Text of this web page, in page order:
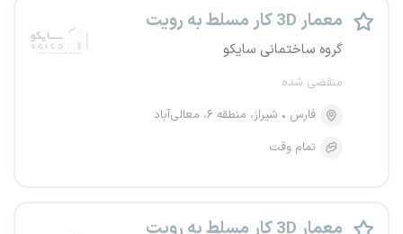
معمار 3D کار مسلط به رویت
گروه ساختمانی سایکو
منقضی شده
فارس
شیراز، منطقه ۶، معالی‌آباد
تمام وقت